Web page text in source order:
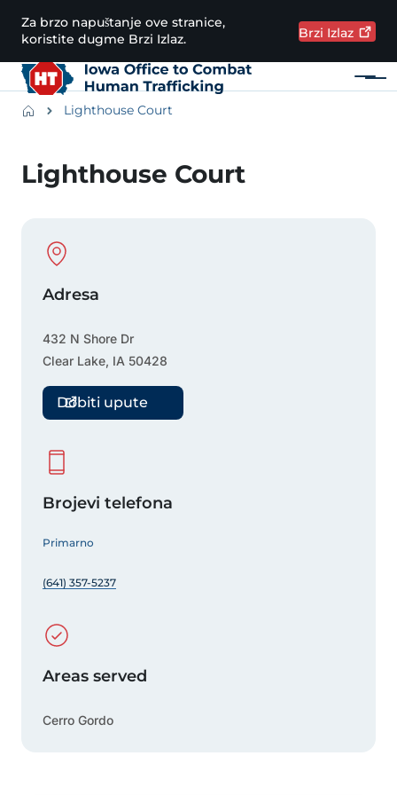
Preskoči na glavni sadržaj
Za brzo napuštanje ove stranice,
koristite dugme Brzi Izlaz.
Brzi Izlaz
Meni
BreadcrumbsLighthouse Court
Lighthouse Court
Physical Location
Adresa
432 N Shore Dr
Clear Lake, IA 50428
Dobiti upute
Brojevi telefona
Primarno
(641) 357-5237
Areas served
Cerro Gordo